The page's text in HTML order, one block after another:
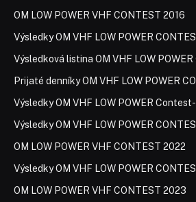
OM LOW POWER VHF CONTEST 2016
Výsledky OM VHF LOW POWER
Výsledková listina OM VHF LOW
Prijaté denníky OM VHF LOW POWER
Výsledky OM VHF LOW POWER
Výsledky OM VHF LOW POWER
OM LOW POWER VHF CONTEST 2022
Výsledky OM VHF LOW POWER
OM LOW POWER VHF CONTEST 2023